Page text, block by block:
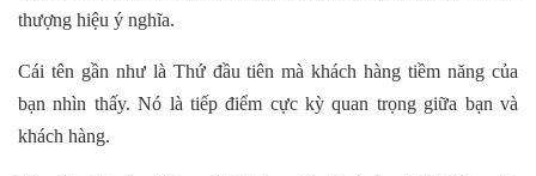
thượng hiệu ý nghĩa.
Cái tên gần như là Thứ đầu tiên mà khách hàng tiềm năng của
bạn nhìn thấy. Nó là tiếp điểm cực kỳ quan trọng giữa bạn và
khách hàng.